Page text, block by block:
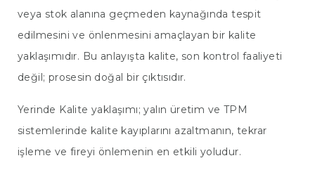
veya stok alanına geçmeden kaynağında tespit
edilmesini ve önlenmesini amaçlayan bir kalite
yaklaşımıdır. Bu anlayışta kalite, son kontrol faaliyeti
değil; prosesin doğal bir çıktısıdır.
Yerinde Kalite yaklaşımı; yalın üretim ve TPM
sistemlerinde kalite kayıplarını azaltmanın, tekrar
işleme ve fireyi önlemenin en etkili yoludur.